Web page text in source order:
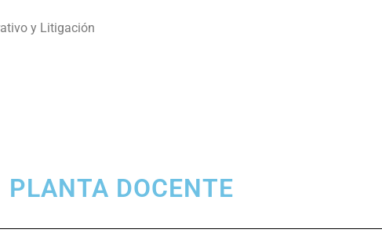
y Litigación
PLANTA DOCENTE